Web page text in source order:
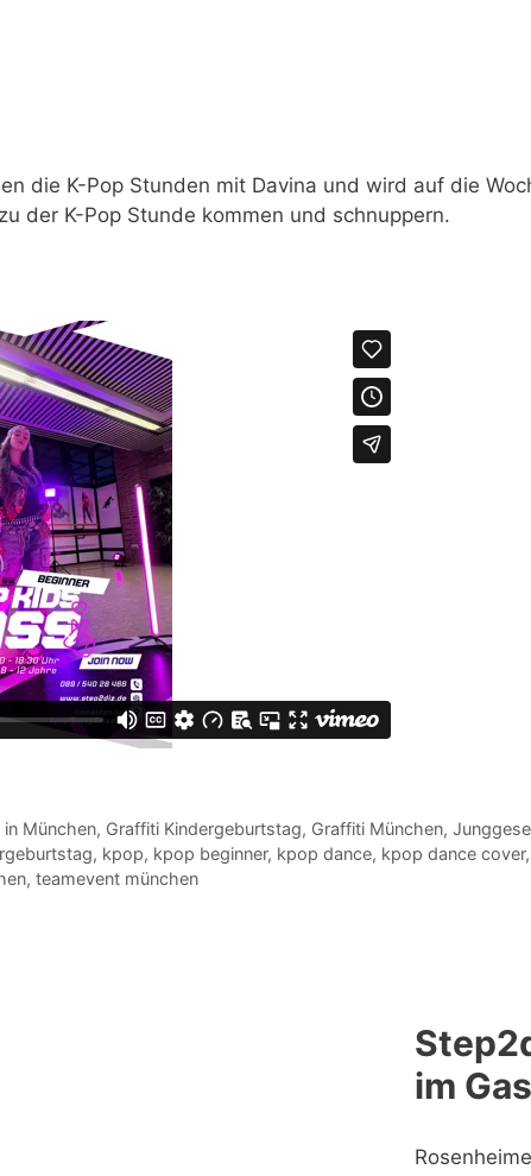
die K-Pop Stunden mit Davina und wird auf die
der K-Pop Stunde kommen und schnuppern.
in München, Graffiti Kindergeburtstag, Graffiti München,
, kpop, kpop beginner, kpop dance, kpop dance cover,
, teamevent münchen
im